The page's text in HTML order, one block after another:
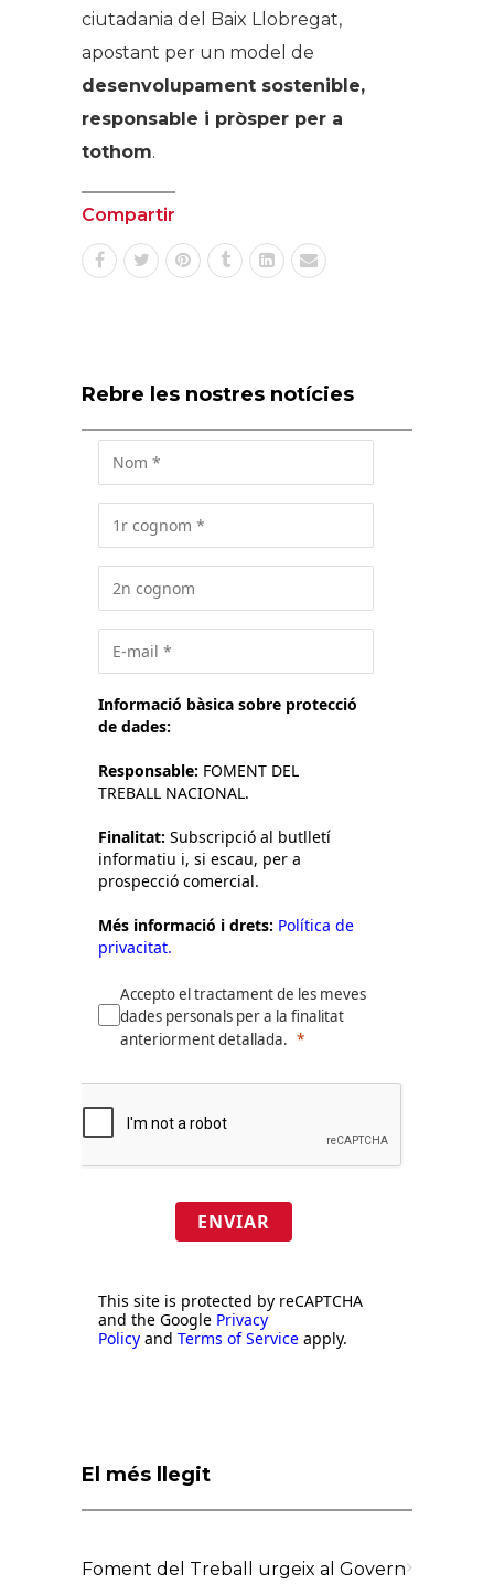
ciutadania del Baix Llobregat,
apostant per un model de
desenvolupament sostenible,
responsable i pròsper per a
tothom.
Compartir
Rebre les nostres notícies
Informació bàsica sobre protecció
de dades:
Responsable: FOMENT DEL
TREBALL NACIONAL.
Finalitat: Subscripció al butlletí
informatiu i, si escau, per a
prospecció comercial.
Més informació i drets: Política de
privacitat.
Accepto el tractament de les meves
dades personals per a la finalitat
anteriorment detallada.
ENVIAR
This site is protected by reCAPTCHA
and the Google Privacy
Policy and Terms of Service apply.
El més llegit
Foment del Treball urgeix al Govern